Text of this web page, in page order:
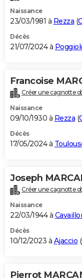
Naissance
23/03/1981 à Rezza (
Décès
21/07/2024 à
Francoise
Créer une cagnotte
Naissance
09/10/1930 à Rezza (
Décès
17/05/2024 à
Joseph
Créer une cagnotte
Naissance
22/03/1944 à
Décès
10/12/2023 à Ajaccio (
Pierrot